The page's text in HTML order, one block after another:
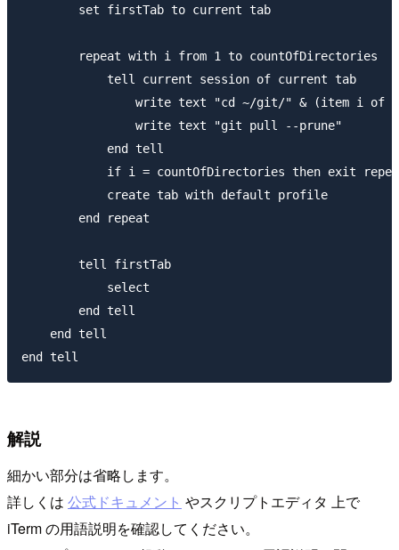
        set firstTab to current tab
        repeat with i from 1 to countOfDirectories
            tell current session of current tab
write text "cd ~/git/" & (item i of
                write text "git pull --prune"
            end tell
if i = countOfDirectories then exit
            create tab with default profile
        end repeat
        tell firstTab
            select
        end tell
    end tell
解説
細かい部分は省略します。
詳しくは 公式ドキュメント やスクリプトエディタ 上で
iTerm の用語説明を確認してください。